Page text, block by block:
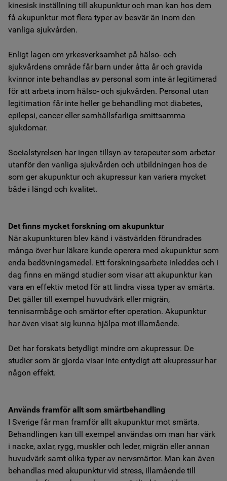
kinesisk inställning till akupunktur och man kan hos dem
få akupunktur mot flera typer av besvär än inom den
vanliga sjukvården.
Enligt lagen om yrkesverksamhet på hälso- och
sjukvårdens område får barn under åtta år och gravida
kvinnor inte behandlas av personal som inte är legitimerad
för att arbeta inom hälso- och sjukvården. Personal utan
legitimation får inte heller ge behandling mot diabetes,
epilepsi, cancer eller samhällsfarliga smittsamma
sjukdomar.
Socialstyrelsen har ingen tillsyn av terapeuter som arbetar
utanför den vanliga sjukvården och utbildningen hos de
som ger akupunktur och akupressur kan variera mycket
både i längd och kvalitet.
Det finns mycket forskning om akupunktur
När akupunkturen blev känd i västvärlden förundrades
många över hur läkare kunde operera med akupunktur som
enda bedövningsmedel. Ett forskningsarbete inleddes och i
dag finns en mängd studier som visar att akupunktur kan
vara en effektiv metod för att lindra vissa typer av smärta.
Det gäller till exempel huvudvärk eller migrän,
tennisarmbåge och smärtor efter operation. Akupunktur
har även visat sig kunna hjälpa mot illamående.
Det har forskats betydligt mindre om akupressur. De
studier som är gjorda visar inte entydigt att akupressur har
någon effekt.
Används framför allt som smärtbehandling
I Sverige får man framför allt akupunktur mot smärta.
Behandlingen kan till exempel användas om man har värk
i nacke, axlar, rygg, muskler och leder, migrän eller annan
huvudvärk samt olika typer av nervsmärtor. Man kan även
behandlas med akupunktur vid stress, illamående till